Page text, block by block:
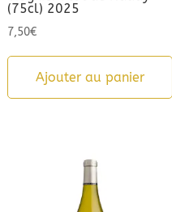
(75cl) 2025
7,50€
Ajouter au panier